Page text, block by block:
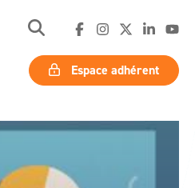
Espace adhérent